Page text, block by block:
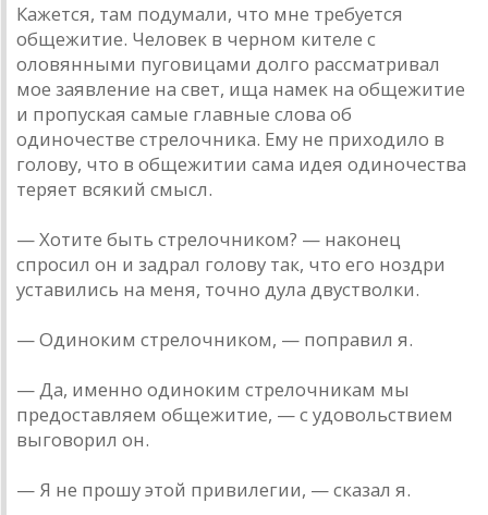
Кажется, там подумали, что мне требуется
общежитие. Человек в черном кителе с
оловянными пуговицами долго рассматривал
мое заявление на свет, ища намек на общежитие
и пропуская самые главные слова об
одиночестве стрелочника. Ему не приходило в
голову, что в общежитии сама идея одиночества
теряет всякий смысл.
— Хотите быть стрелочником? — наконец
спросил он и задрал голову так, что его ноздри
уставились на меня, точно дула двустволки.
— Одиноким стрелочником, — поправил я.
— Да, именно одиноким стрелочникам мы
предоставляем общежитие, — с удовольствием
выговорил он.
— Я не прошу этой привилегии, — сказал я.